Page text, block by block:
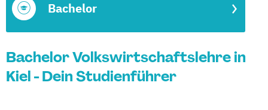
Bachelor
Bachelor Volkswirtschaftslehre in
Kiel - Dein Studienführer